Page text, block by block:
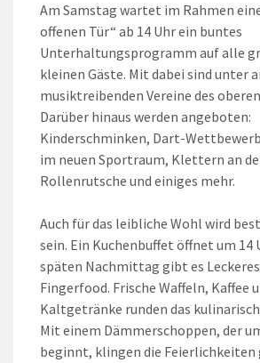
Am Samstag wartet im Rahmen
offenen Tür“ ab 14 Uhr ein buntes
Unterhaltungsprogramm auf alle
kleinen Gäste. Mit dabei sind unter
musiktreibenden Vereine des
Darüber hinaus werden angeboten:
Kinderschminken, Dart-
im neuen Sportraum, Klettern an
Rollenrutsche und einiges mehr.
Auch für das leibliche Wohl wird
sein. Ein Kuchenbuffet öffnet um 14
späten Nachmittag gibt es
Fingerfood. Frische Waffeln, Kaffee
Kaltgetränke runden das
Mit einem Dämmerschoppen, der
beginnt, klingen die Feierlichkeiten